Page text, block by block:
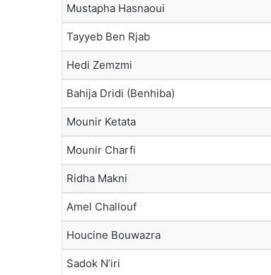
Mustapha Hasnaoui
Tayyeb Ben Rjab
Hedi Zemzmi
Bahija Dridi (Benhiba)
Mounir Ketata
Mounir Charfi
Ridha Makni
Amel Challouf
Houcine Bouwazra
Sadok N’iri